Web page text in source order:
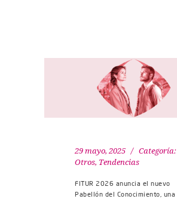
29 mayo, 2025
Categoría:
Otros, Tendencias
FITUR 2026 anuncia el nuevo
Pabellón del Conocimiento, una